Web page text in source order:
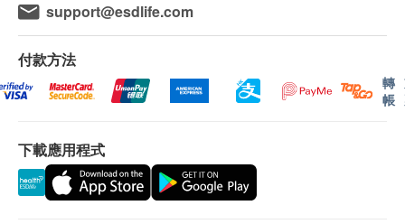
鈉
鉀
氯化物
甲狀腺
甲狀腺素
血液檢查
下午2時至6時)。
備註：
a. 醫生講解報告只限旺角分店
，若有需要請聯
絡旺角分店查詢。
講解，需另外收取解析報告費，價錢請向美邦查
詢。
c. 客戶若體檢後3個月內不提取報告，所有報告
support@esdlife.com
付款方法
轉
帳
下載應用程式